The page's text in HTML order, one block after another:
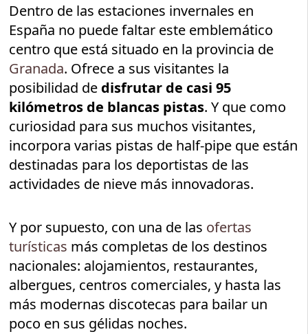
Dentro de las estaciones invernales en
España no puede faltar este emblemático
centro que está situado en la provincia de
Granada. Ofrece a sus visitantes la
posibilidad de disfrutar de casi 95
kilómetros de blancas pistas. Y que como
curiosidad para sus muchos visitantes,
incorpora varias pistas de half-pipe que están
destinadas para los deportistas de las
actividades de nieve más innovadoras.
Y por supuesto, con una de las ofertas
turísticas más completas de los destinos
nacionales: alojamientos, restaurantes,
albergues, centros comerciales, y hasta las
más modernas discotecas para bailar un
poco en sus gélidas noches.